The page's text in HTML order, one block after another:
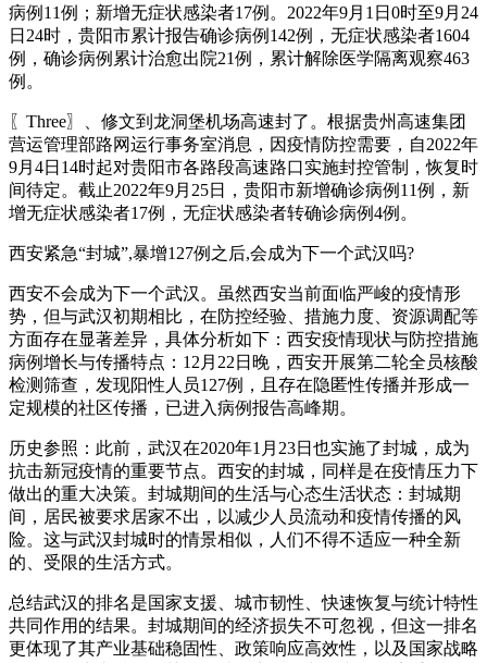
病例11例；新增无症状感染者17例。2022年9月1日0时至9月24
日24时，贵阳市累计报告确诊病例142例，无症状感染者1604
例，确诊病例累计治愈出院21例，累计解除医学隔离观察463
例。
〖Three〗、修文到龙洞堡机场高速封了。根据贵州高速集团
营运管理部路网运行事务室消息，因疫情防控需要，自2022年
9月4日14时起对贵阳市各路段高速路口实施封控管制，恢复时
间待定。截止2022年9月25日，贵阳市新增确诊病例11例，新
增无症状感染者17例，无症状感染者转确诊病例4例。
西安紧急“封城”,暴增127例之后,会成为下一个武汉吗?
西安不会成为下一个武汉。虽然西安当前面临严峻的疫情形
势，但与武汉初期相比，在防控经验、措施力度、资源调配等
方面存在显著差异，具体分析如下：西安疫情现状与防控措施
病例增长与传播特点：12月22日晚，西安开展第二轮全员核酸
检测筛查，发现阳性人员127例，且存在隐匿性传播并形成一
定规模的社区传播，已进入病例报告高峰期。
历史参照：此前，武汉在2020年1月23日也实施了封城，成为
抗击新冠疫情的重要节点。西安的封城，同样是在疫情压力下
做出的重大决策。封城期间的生活与心态生活状态：封城期
间，居民被要求居家不出，以减少人员流动和疫情传播的风
险。这与武汉封城时的情景相似，人们不得不适应一种全新
的、受限的生活方式。
总结武汉的排名是国家支援、城市韧性、快速恢复与统计特性
共同作用的结果。封城期间的经济损失不可忽视，但这一排名
更体现了其产业基础稳固性、政策响应高效性，以及国家战略